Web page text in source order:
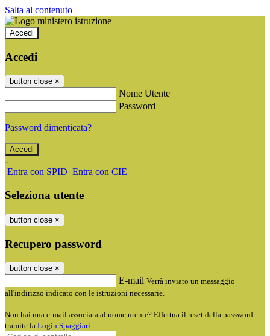
Salta al contenuto
Accedi
Accedi
button close ×
Nome Utente
Password
Password dimenticata?
-
Entra con SPID Entra con CIE
Seleziona utente
button close ×
Recupero password
button close ×
E-mail Verrà inviato un messaggio
all'indirizzo indicato con le istruzioni necessarie.
Non hai una e-mail associata al nome utente? Effettua il reset della password
tramite la Login Spaggiari